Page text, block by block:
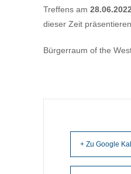
Treffens am 28.06.2022
dieser Zeit präsentieren.
Bürgerraum of the
+ Zu Google